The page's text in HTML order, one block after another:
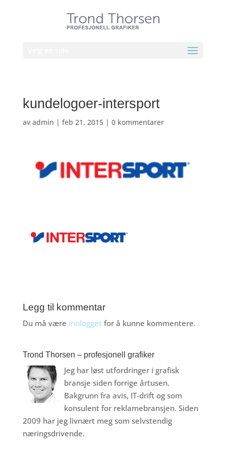
kundelogoer-intersport
av admin | feb 21, 2015| 0 kommentarer
Legg til kommentar
Du må være innlogget for å kunne kommentere.
Trond Thorsen – profesjonell grafiker
Jeg har løst utfordringer i grafisk
bransje siden forrige årtusen.
Bakgrunn fra avis, IT-drift og som
konsulent for reklamebransjen. Siden
2009 har jeg livnært meg som selvstendig
næringsdrivende.